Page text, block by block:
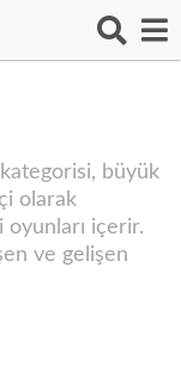
büyük
olarak
içerir.
ve gelişen